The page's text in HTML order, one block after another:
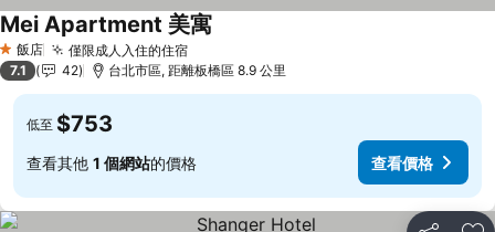
1 星級
飯店 僅限成人入住的住宿
Mei Apartment 美寓
7.1 42 台北市區, 距離板橋區 8.9 公里
低至 $753
查看其他 1 個網站的價格 查看價格